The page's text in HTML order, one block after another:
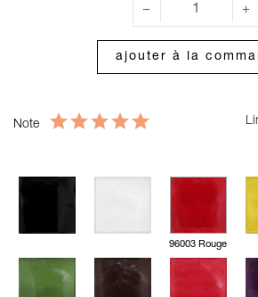
ajouter à la
Note
96003 Rouge